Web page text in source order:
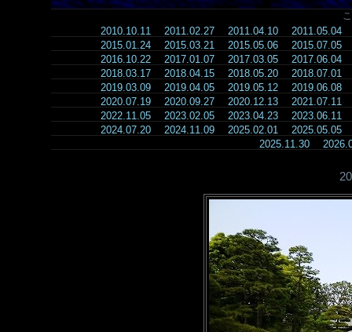
2010.10.11 2011.02.27 2011.04.10
2011.05.04
2015.01.24
2015.03.21 2015.05.06
2015.07.05
2016.10.22
2017.01.07 2017.03.05
2017.06.04
2018.03.17
2018.04.15 2018.05.20
2018.07.01
2019.03.09
2019.04.05 2019.05.12
2019.06.08
2020.07.19
2020.09.27 2020.12.13
2021.07.11
2022.11.05
2023.02.05 2023.04.23
2023.06.11
2024.07.20
2024.11.09 2025.02.01
2025.05.05
2025.11.30